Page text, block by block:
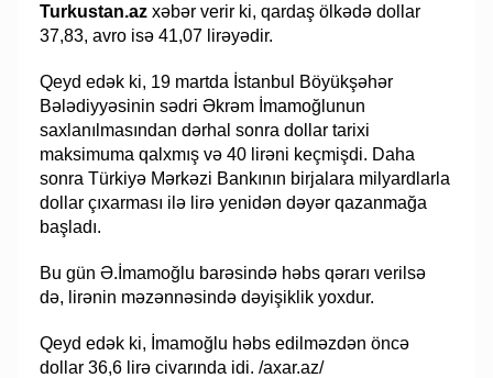
Turkustan.azxəbər verir ki, qardaş ölkədə dollar
37,83, avro isə 41,07 lirəyədir.
Qeyd edək ki, 19 martda İstanbul Böyükşəhər
Bələdiyyəsinin sədri Əkrəm İmamoğlunun
saxlanılmasından dərhal sonra dollar tarixi
maksimuma qalxmış və 40 lirəni keçmişdi. Daha
sonra Türkiyə Mərkəzi Bankının birjalara milyardlarla
dollar çıxarması ilə lirə yenidən dəyər qazanmağa
başladı.
Bu gün Ə.İmamoğlu barəsində həbs qərarı verilsə
də, lirənin məzənnəsində dəyişiklik yoxdur.
Qeyd edək ki, İmamoğlu həbs edilməzdən öncə
dollar 36,6 lirə civarında idi. /axar.az/